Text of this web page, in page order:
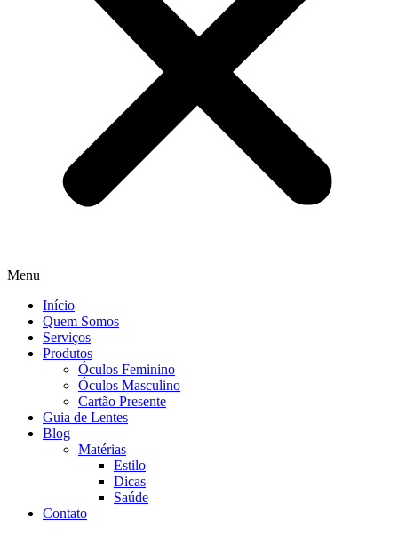
Menu
Início
Quem Somos
Serviços
Produtos
Óculos Feminino
Óculos Masculino
Cartão Presente
Guia de Lentes
Blog
Matérias
Estilo
Dicas
Saúde
Contato